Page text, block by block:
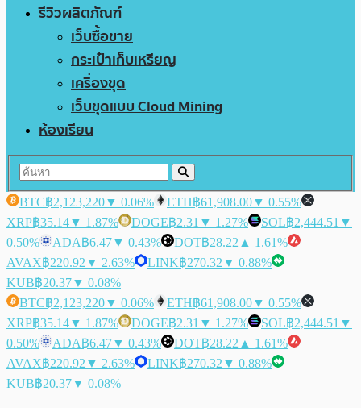
รีวิวผลิตภัณฑ์
เว็บซื้อขาย
กระเป๋าเก็บเหรียญ
เครื่องขุด
เว็บขุดแบบ Cloud Mining
ห้องเรียน
BTC฿2,123,220▼ 0.06% ETH฿61,908.00▼ 0.55%
XRP฿35.14▼ 1.87% DOGE฿2.31 ▼ 1.27% SOL฿2,444.51 ▼
0.50%
ADA฿6.47▼ 0.43% DOT฿28.22 ▲ 1.61%
AVAX฿220.92 ▼ 2.63% LINK฿270.32 ▼ 0.88%
KUB฿20.37▼ 0.08%
BTC฿2,123,220▼ 0.06% ETH฿61,908.00▼ 0.55%
XRP฿35.14▼ 1.87% DOGE฿2.31 ▼ 1.27% SOL฿2,444.51 ▼
0.50%
ADA฿6.47▼ 0.43% DOT฿28.22 ▲ 1.61%
AVAX฿220.92 ▼ 2.63% LINK฿270.32 ▼ 0.88%
KUB฿20.37▼ 0.08%